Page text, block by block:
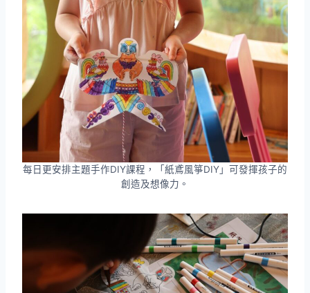
每日更安排主題手作DIY課程，「紙鳶風箏DIY」可發揮孩子的
創造及想像力。